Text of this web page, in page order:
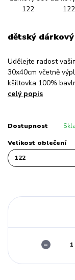
dětský
Udělejte radost
30x40cm včetně
kšiltovka 100%
celý popis
Dostupnost
Velikost oblečení